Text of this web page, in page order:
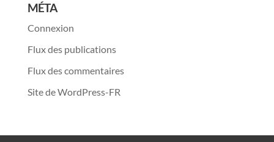
MÉTA
Connexion
Flux des publications
Flux des commentaires
Site de WordPress-FR